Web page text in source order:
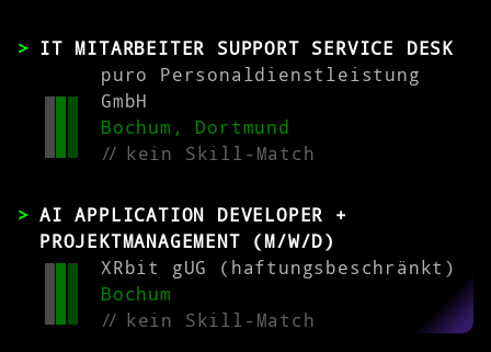
IT MITARBEITER SUPPORT SERVICE DESK
puro Personaldienstleistung
GmbH
Bochum, Dortmund
//kein Skill-Match
AI APPLICATION DEVELOPER +
PROJEKTMANAGEMENT (M/W/D)
XRbit gUG (haftungsbeschränkt)
Bochum
//kein Skill-Match